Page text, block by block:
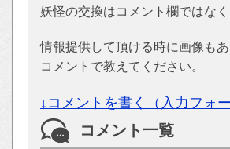
妖怪の交換はコメント欄ではなく
情報提供して頂ける時に画像もあ
コメントで教えてください。
↓コメントを書く（入力フォ
コメント一覧